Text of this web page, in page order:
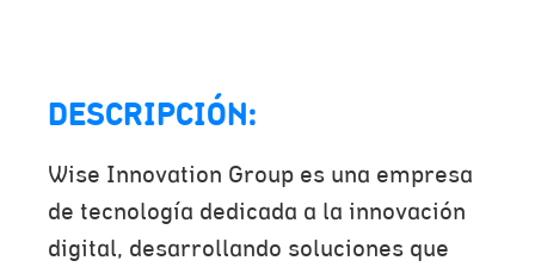
DESCRIPCIÓN:
Wise Innovation Group es una empresa
de tecnología dedicada a la innovación
digital, desarrollando soluciones que